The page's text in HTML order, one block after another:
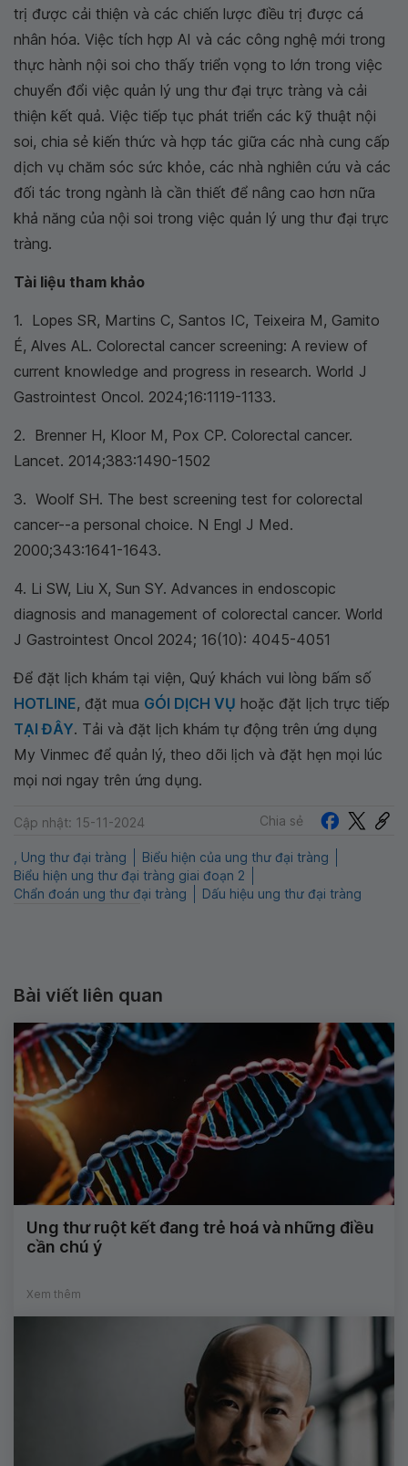
trị được cải thiện và các chiến lược điều trị được cá
nhân hóa. Việc tích hợp AI và các công nghệ mới trong
thực hành nội soi cho thấy triển vọng to lớn trong việc
chuyển đổi việc quản lý ung thư đại trực tràng và cải
thiện kết quả. Việc tiếp tục phát triển các kỹ thuật nội
soi, chia sẻ kiến thức và hợp tác giữa các nhà cung cấp
dịch vụ chăm sóc sức khỏe, các nhà nghiên cứu và các
đối tác trong ngành là cần thiết để nâng cao hơn nữa
khả năng của nội soi trong việc quản lý ung thư đại trực
tràng.
Tài liệu tham khảo
1. Lopes SR, Martins C, Santos IC, Teixeira M, Gamito
É, Alves AL. Colorectal cancer screening: A review of
current knowledge and progress in research. World J
Gastrointest Oncol. 2024;16:1119-1133.
2. Brenner H, Kloor M, Pox CP. Colorectal cancer.
Lancet. 2014;383:1490-1502
3. Woolf SH. The best screening test for colorectal
cancer--a personal choice. N Engl J Med.
2000;343:1641-1643.
4. Li SW, Liu X, Sun SY. Advances in endoscopic
diagnosis and management of colorectal cancer. World
J Gastrointest Oncol 2024; 16(10): 4045-4051
Để đặt lịch khám tại viện, Quý khách vui lòng bấm số
HOTLINE, đặt mua GÓI DỊCH VỤ hoặc đặt lịch trực tiếp
TẠI ĐÂY. Tải và đặt lịch khám tự động trên ứng dụng
My Vinmec để quản lý, theo dõi lịch và đặt hẹn mọi lúc
mọi nơi ngay trên ứng dụng.
Cập nhật: 15-11-2024 Chia sẻ
, Ung thư đại tràng
Biểu hiện của ung thư đại tràng
Biểu hiện ung thư đại tràng giai đoạn 2
Chẩn đoán ung thư đại tràng
Dấu hiệu ung thư đại tràng
Bài viết liên quan
Ung thư ruột kết đang trẻ hoá và những điều
cần chú ý
Xem thêm